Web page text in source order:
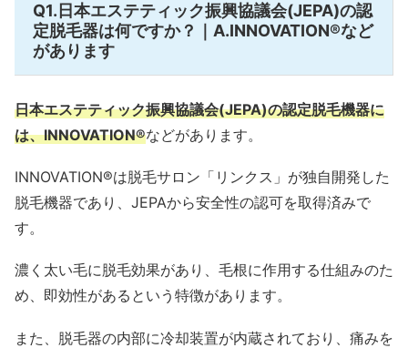
Q1.日本エステティック振興協議会(JEPA)の認
定脱毛器は何ですか？｜A.INNOVATION®など
があります
日本エステティック振興協議会(JEPA)の認定脱毛機器に
は、INNOVATION®などがあります。
INNOVATION®は脱毛サロン「リンクス」が独自開発した
脱毛機器であり、JEPAから安全性の認可を取得済みで
す。
濃く太い毛に脱毛効果があり、毛根に作用する仕組みのた
め、即効性があるという特徴があります。
また、脱毛器の内部に冷却装置が内蔵されており、痛みを